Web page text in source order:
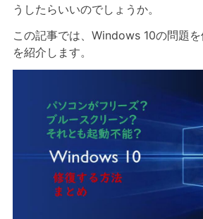
うしたらいいのでしょうか。
この記事では、Windows 10の問題
を紹介します。